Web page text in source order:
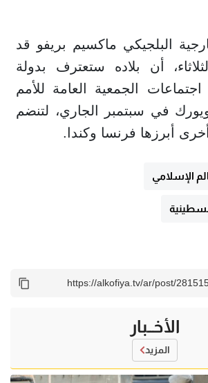
البلجيكي ماكسيم بريفو قد
أن بلاده ستعترف بدولة
الجمعية العامة للأمم
في سبتمبر الجاري، لتنضم
أبرزها فرنسا وكندا.
الإسلامي
الأخــبار
المزيد